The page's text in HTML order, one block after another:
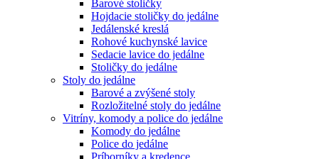
Barové stoličky
Hojdacie stoličky do jedálne
Jedálenské kreslá
Rohové kuchynské lavice
Sedacie lavice do jedálne
Stoličky do jedálne
Stoly do jedálne
Barové a zvýšené stoly
Rozložitelné stoly do jedálne
Vitríny, komody a police do jedálne
Komody do jedálne
Police do jedálne
Príborníky a kredence